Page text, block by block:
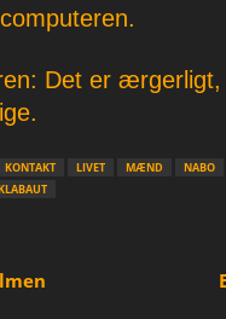
Det er
KONTAKT LIVET MÆND NABO